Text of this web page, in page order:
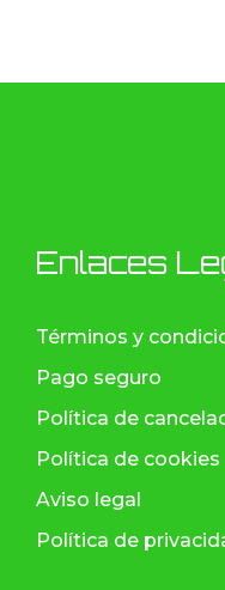
Enlaces
Términos y
Pago seguro
Política de
Política de cookies
Aviso legal
Política de